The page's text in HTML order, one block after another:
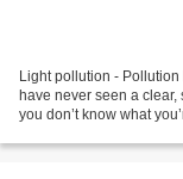
Light pollution -
have never seen a clear,
you don’t know what